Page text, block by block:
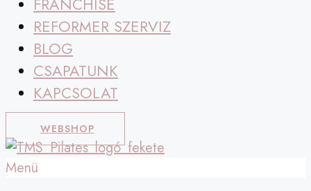
REFORMER SZERVIZ
BLOG
CSAPATUNK
KAPCSOLAT
WEBSHOP
Menü